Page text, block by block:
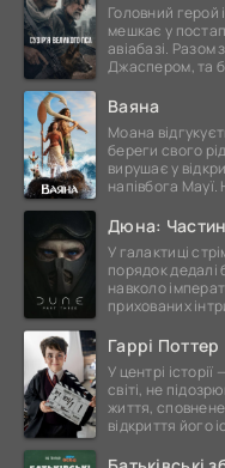
Головний герой
мешкає у
авіабазі. Разом
Джаспером, та
Ваяна
Моана
береги свого
вирушає у
напівбога
Дюна:
У галактиці
порядок дедалі
навколо
прихованих
Гаррі Поттер
У центрі
світі, не
життя,
відкриття його